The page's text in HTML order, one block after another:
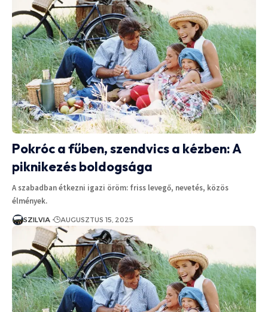
Pokróc a fűben, szendvics a kézben: A
piknikezés boldogsága
A szabadban étkezni igazi öröm: friss levegő, nevetés, közös
élmények.
SZILVIA AUGUSZTUS 15, 2025